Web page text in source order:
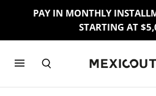
PAY IN MONTHLY
STARTING AT